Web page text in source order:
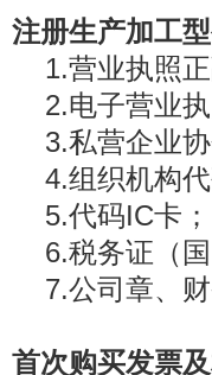
注册生产加工
1.营业执照正
2.电子营业执
3.私营企业协
4.组织机构代
5.代码IC卡；
6.税务证（国
7.公司章、财
首次购买发票